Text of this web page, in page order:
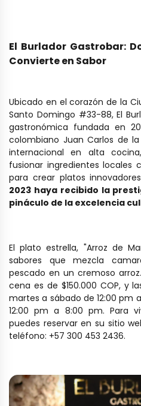
El Burlador Gastrobar:
Convierte en Sabor
Ubicado en el corazón de la
Santo Domingo #33-88, El
gastronómica fundada en
colombiano Juan Carlos de
internacional en alta
fusionar ingredientes locales
para crear platos
2023 haya recibido la
pináculo de la excelencia
El plato estrella, "Arroz de
sabores que mezcla
pescado en un cremoso
cena es de $150.000 COP, y
martes a sábado de 12:00 pm
12:00 pm a 8:00 pm. Para
puedes reservar en su sitio
teléfono: +57 300 453 2436.